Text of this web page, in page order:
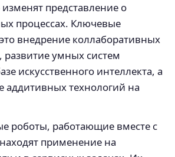
представление о
процессах. Ключевые
внедрение коллаборативных
развитие умных систем
искусственного интеллекта, а
аддитивных технологий на
роботы, работающие вместе с
применение на